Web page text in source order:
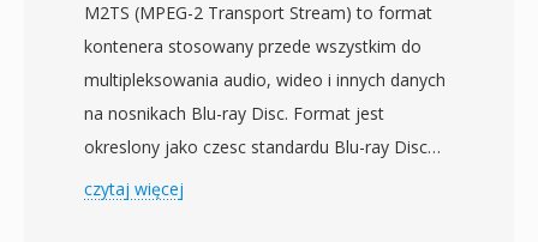
M2TS (MPEG-2 Transport Stream) to format
kontenera stosowany przede wszystkim do
multipleksowania audio, wideo i innych danych
na nosnikach Blu-ray Disc. Format jest
okreslony jako czesc standardu Blu-ray Disc
Audio-Video (BDAV) opracowanego przez Blu-
czytaj więcej